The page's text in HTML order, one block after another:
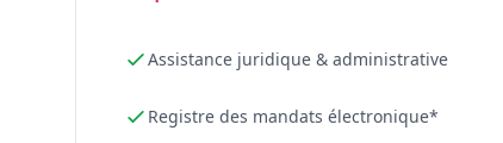
Assistance juridique & administrative
Registre des mandats électronique*